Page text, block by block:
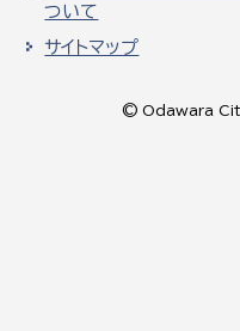
ついて
サイトマップ
© Odawara